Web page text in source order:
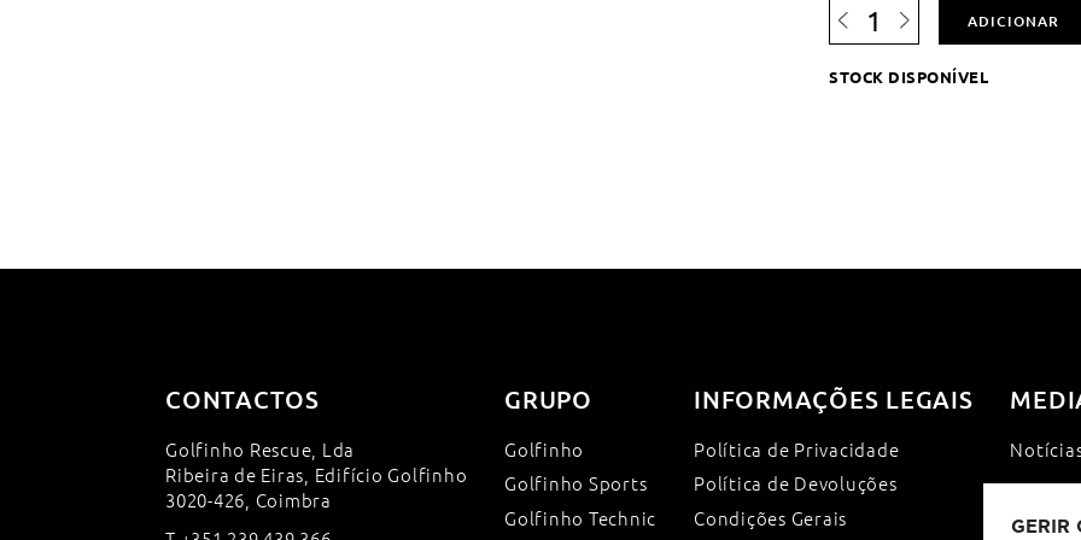
GERIR
Quantidade
de
Simples
ADICIONAR
STOCK DISPONÍVEL
CONTACTOS
Golfinho Rescue, Lda
Ribeira de Eiras, Edifício Golfinho
3020-426, Coimbra
GRUPO
Golfinho
Golfinho Sports
Golfinho Technic
INFORMAÇÕES LEGAIS
Política de Privacidade
Política de Devoluções
Condições Gerais